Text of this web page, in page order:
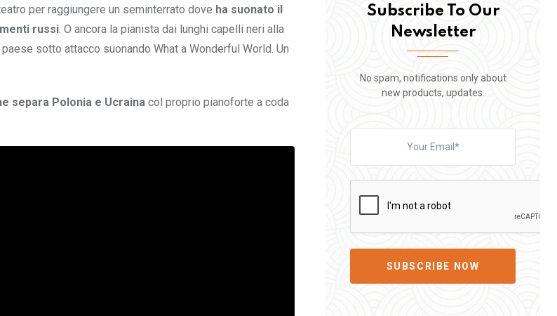
per raggiungere un seminterrato dove ha suonato il
russi. O ancora la pianista dai lunghi capelli neri alla
sotto attacco suonando What a Wonderful World. Un
separa Polonia e Ucraina col proprio pianoforte a coda
Subscribe To Our
Newsletter
No spam, notifications only about
new products, updates.
SUBSCRIBE NOW